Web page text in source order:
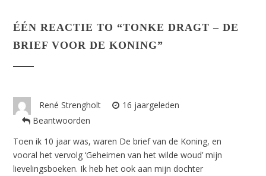
ÉÉN REACTIE TO “TONKE DRAGT – DE
BRIEF VOOR DE KONING”
René Strengholt
16 jaargeleden
Beantwoorden
Toen ik 10 jaar was, waren De brief van de Koning, en
vooral het vervolg ‘Geheimen van het wilde woud’ mijn
lievelingsboeken. Ik heb het ook aan mijn dochter